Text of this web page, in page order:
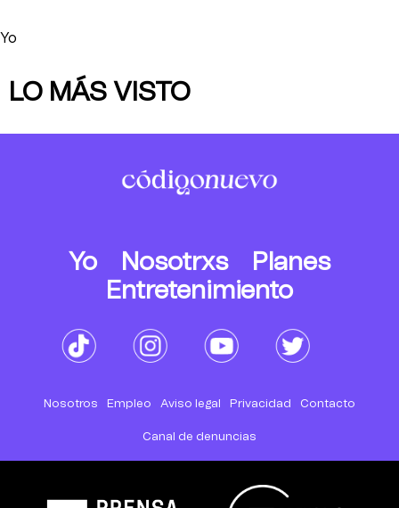
Yo
LO MÁS VISTO
Yo Nosotrxs
Planes
Entretenimiento
Nosotros Empleo Aviso legal Privacidad Contacto
Canal de denuncias